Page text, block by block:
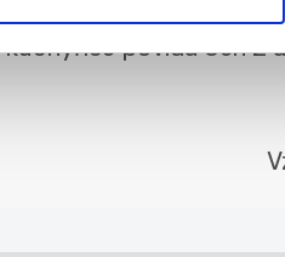
povídá Gen Z